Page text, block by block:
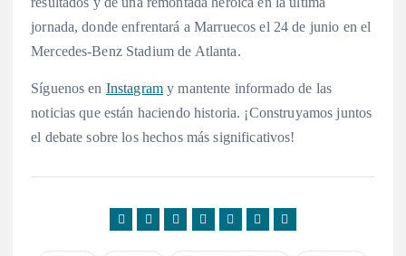
jornada, donde enfrentará a Marruecos el 24 de junio en el
Mercedes-Benz Stadium de Atlanta.
Síguenos en Instagram y mantente informado de las
noticias que están haciendo historia. ¡Construyamos juntos
el debate sobre los hechos más significativos!